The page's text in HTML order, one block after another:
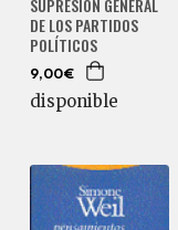
SUPRESIÓN GENERAL
DE LOS PARTIDOS
POLÍTICOS
9,00€
disponible